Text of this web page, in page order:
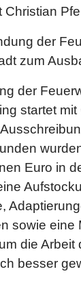
Christian
der
zum
der
startet mit
Euro in
sowie eine
die Arbeit
besser